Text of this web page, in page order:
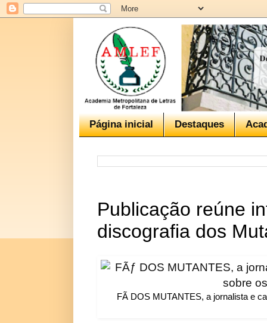
Página inicial Destaques
Publicação reúne
discografia dos
FÃ DOS MUTANTES, a jornalista e